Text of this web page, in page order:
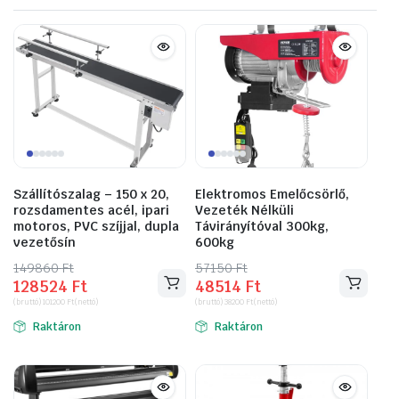
Szállítószalag – 150 x 20,
rozsdamentes acél, ipari
motoros, PVC szíjjal, dupla
vezetősín
149860Ft
Original
price
was:
149860 Ft.
128524 Ft
Current
price
is:
128524 Ft.
(bruttó)101200 Ft(nettó)
Raktáron
Elektromos Emelőcsörlő,
Vezeték Nélküli
Távirányítóval 300kg,
600kg
57150Ft
Original
price
was:
57150 Ft.
48514 Ft
Current
price
is:
48514 Ft.
(bruttó)38200 Ft(nettó)
Raktáron